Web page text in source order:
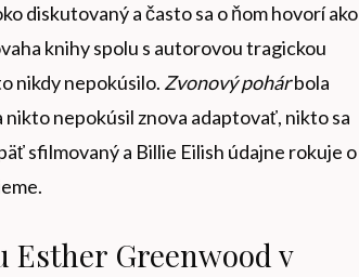
diskutovaný a často sa o ňom hovorí ako
knihy spolu s autorovou tragickou
nikdy nepokúsilo. Zvonový pohárbola
nepokúsil znova adaptovať, nikto sa
sfilmovaný a Billie Eilish údajne rokuje o
Greenwood v